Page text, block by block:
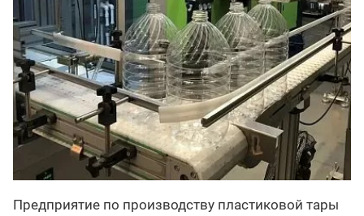
Предприятие по производству пластиковой тары